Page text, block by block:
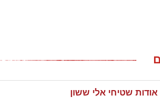
אודות שטיחי אלי ששון